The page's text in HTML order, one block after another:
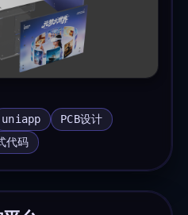
uniapp
PCB设计
代码